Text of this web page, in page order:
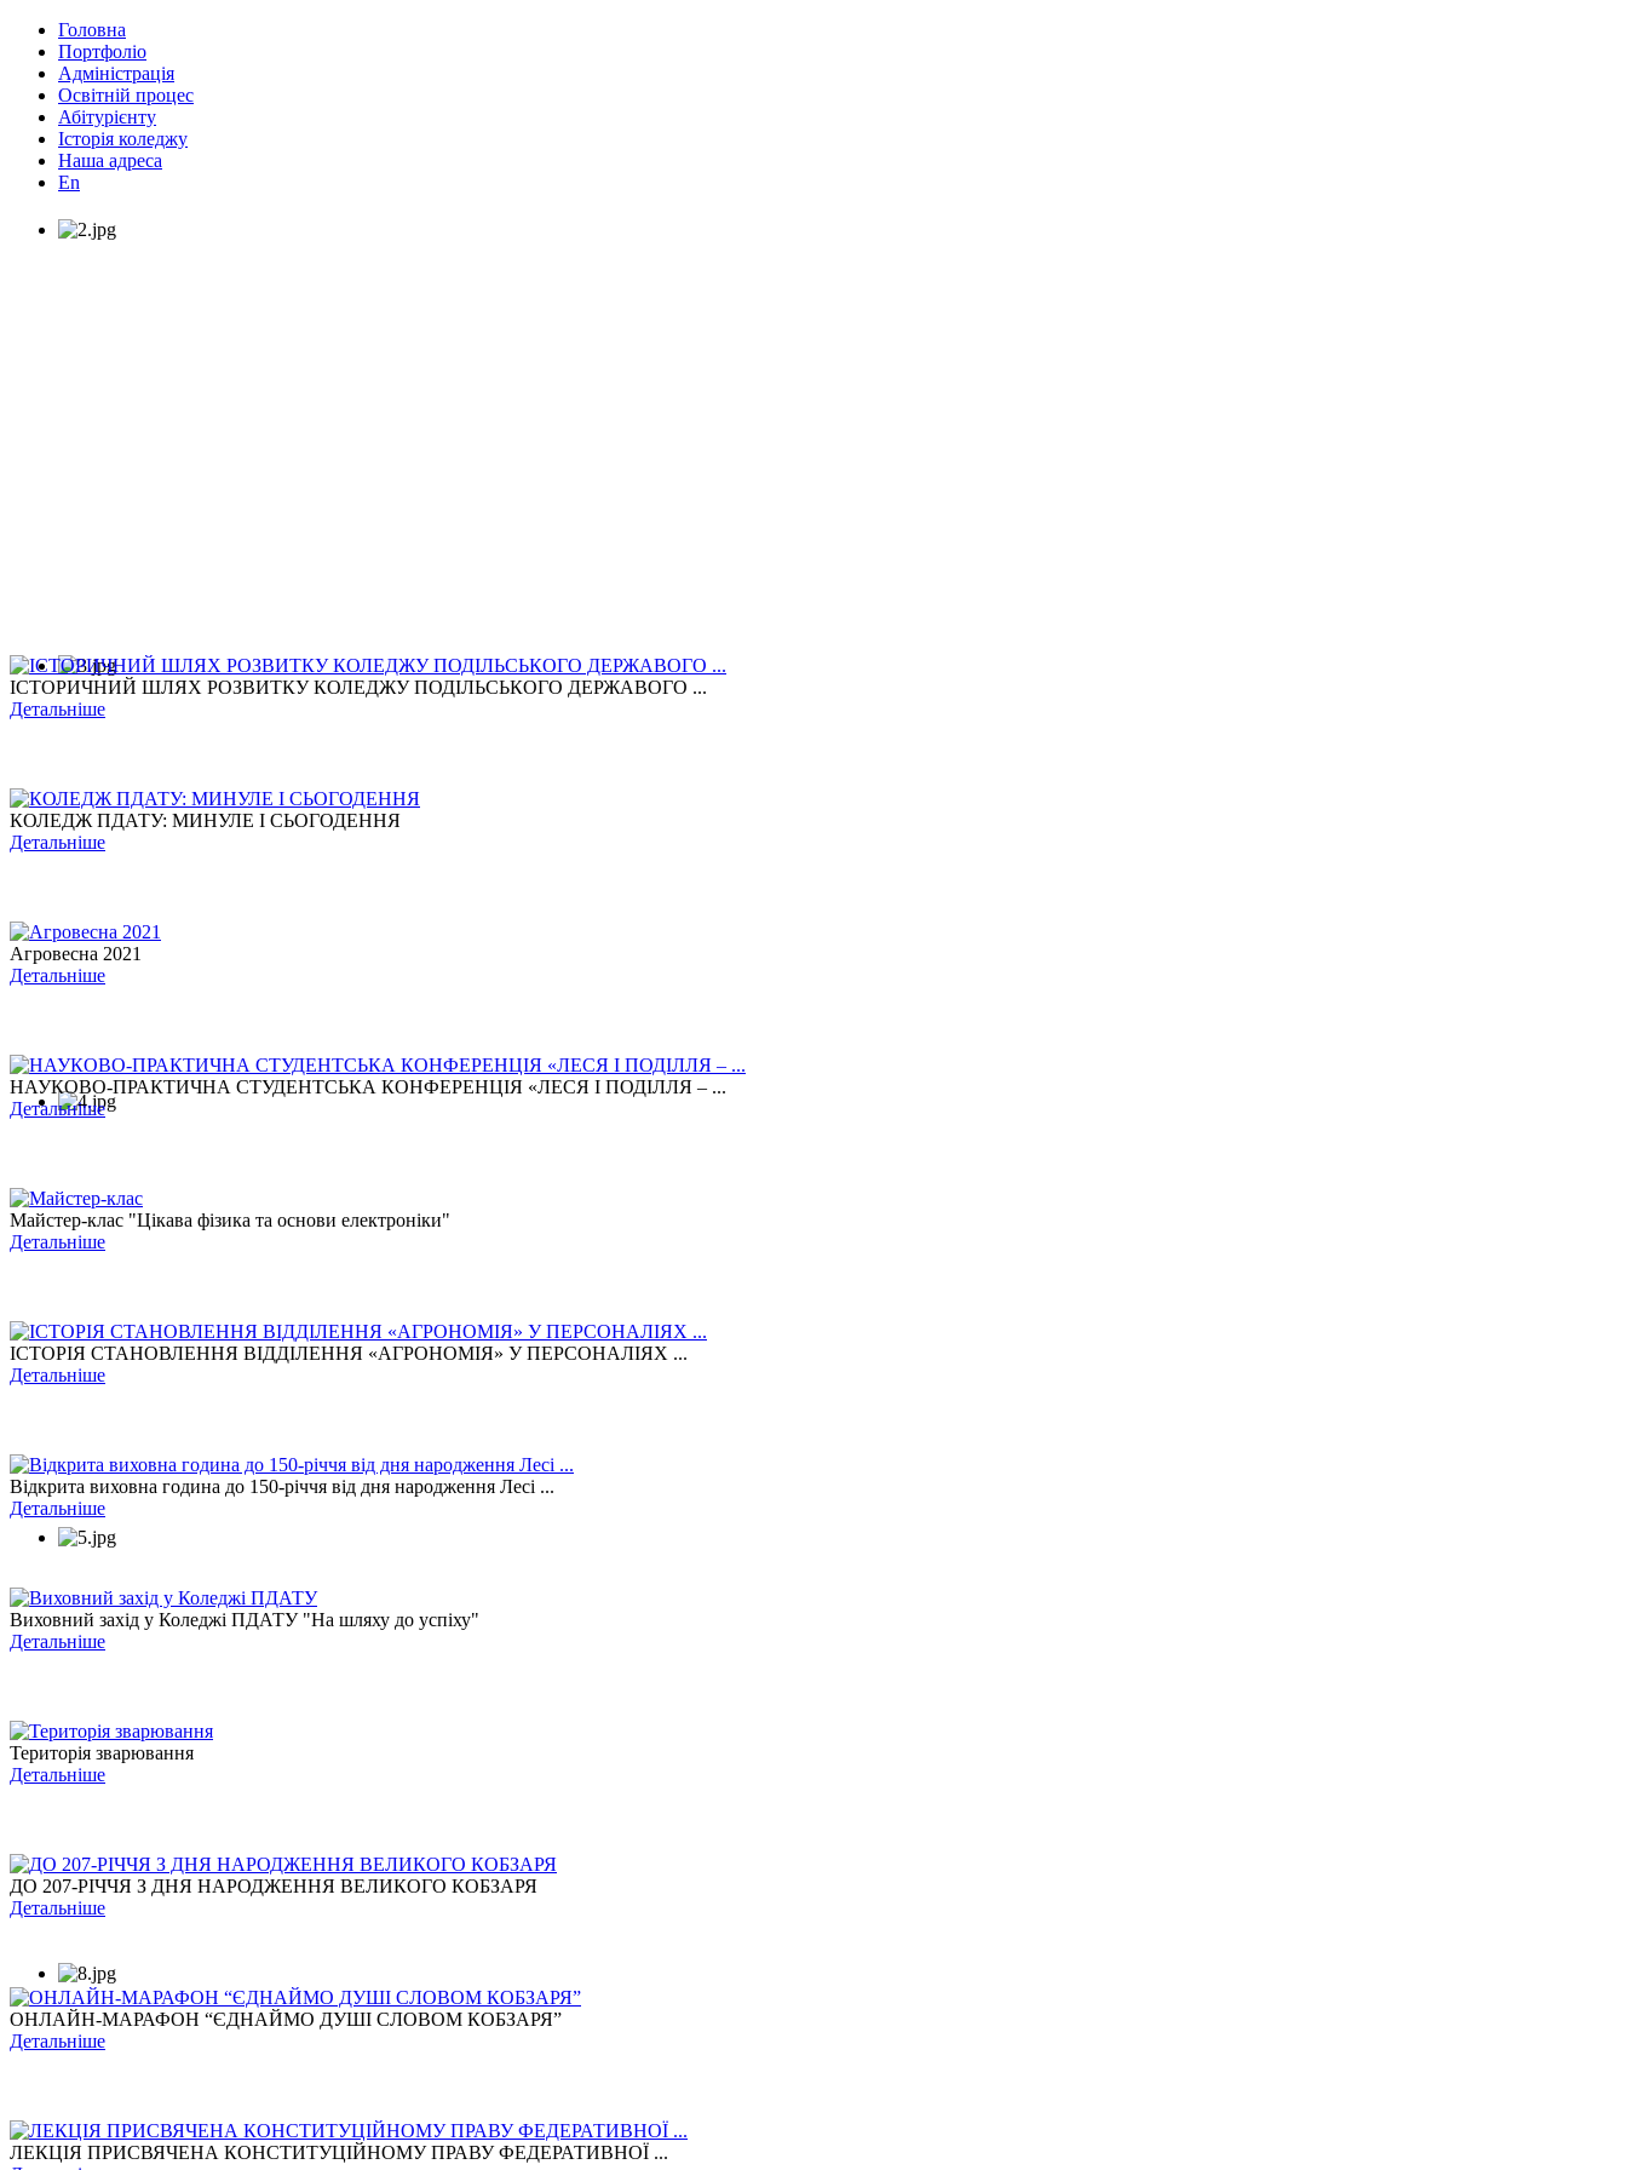
Головна
Портфоліо
Адміністрація
Освітній процес
Абітурієнту
Історія коледжу
Наша адреса
En
ІСТОРИЧНИЙ ШЛЯХ РОЗВИТКУ КОЛЕДЖУ ПОДІЛЬСЬКОГО ДЕРЖАВОГО ...
Детальніше
КОЛЕДЖ ПДАТУ: МИНУЛЕ І СЬОГОДЕННЯ
Детальніше
Агровесна 2021
Детальніше
НАУКОВО-ПРАКТИЧНА СТУДЕНТСЬКА КОНФЕРЕНЦІЯ «ЛЕСЯ І ПОДІЛЛЯ – ...
Детальніше
Майстер-клас "Цікава фізика та основи електроніки"
Детальніше
ІСТОРІЯ СТАНОВЛЕННЯ ВІДДІЛЕННЯ «АГРОНОМІЯ» У ПЕРСОНАЛІЯХ ...
Детальніше
Відкрита виховна година до 150-річчя від дня народження Лесі ...
Детальніше
Виховний захід у Коледжі ПДАТУ "На шляху до успіху"
Детальніше
Територія зварювання
Детальніше
ДО 207-РІЧЧЯ З ДНЯ НАРОДЖЕННЯ ВЕЛИКОГО КОБЗАРЯ
Детальніше
ОНЛАЙН-МАРАФОН “ЄДНАЙМО ДУШІ СЛОВОМ КОБЗАРЯ”
Детальніше
ЛЕКЦІЯ ПРИСВЯЧЕНА КОНСТИТУЦІЙНОМУ ПРАВУ ФЕДЕРАТИВНОЇ ...